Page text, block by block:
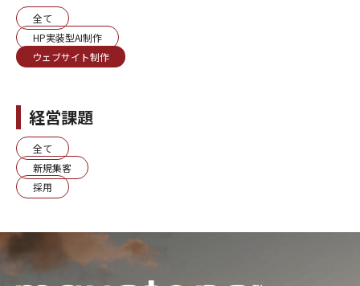
全て
HP実装型AI制作
ウェブサイト制作
経営課題
全て
新規集客
採用